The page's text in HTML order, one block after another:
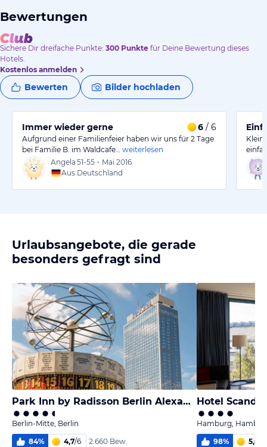
Bewertungen
Sichere Dir dreifache Punkte: 300 Punkte für Deine Bewertung dieses
Hotels.
Kostenlos anmelden
Bewerten Bilder hochladen
Immer wieder gerne 6 / 6
Aufgrund einer Familienfeier haben wir uns für 2 Tage
bei Familie B. im Waldcafe…
weiterlesen
Angela 51-55 • Mai 2016
Aus Deutschland
Urlaubsangebote, die gerade
besonders gefragt sind
Park Inn by Radisson Berlin Alexanderplatz
Berlin-Mitte, Berlin
84% 4,7/6
2.660 Bew.
Hotel
Hamburg,
98% 5,6